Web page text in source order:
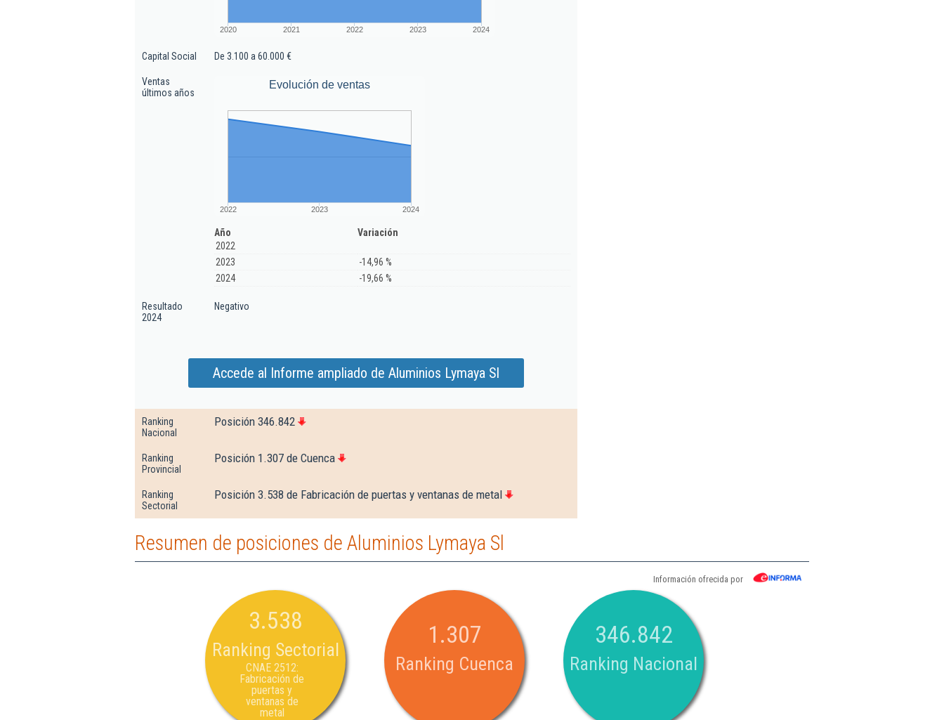
2020 2021 2022 2023 2024
Capital Social De 3.100 a 60.000 €
Ventas
últimos años
Evolución de ventas
2022 2023 2024
Año
Variación
2022
2023
-14,96 %
2024
-19,66 %
Resultado
2024
Negativo
Accede al Informe ampliado de Aluminios Lymaya Sl
Ranking
Nacional
Posición 346.842
Ranking
Provincial
Posición 1.307 de Cuenca
Ranking
Sectorial
Posición 3.538 de Fabricación de puertas y ventanas de metal
Resumen de posiciones de Aluminios Lymaya Sl
Información ofrecida por
3.538
Ranking Sectorial
CNAE 2512:
Fabricación de
puertas y
ventanas de
metal
1.307
Ranking Cuenca
346.842
Ranking Nacional